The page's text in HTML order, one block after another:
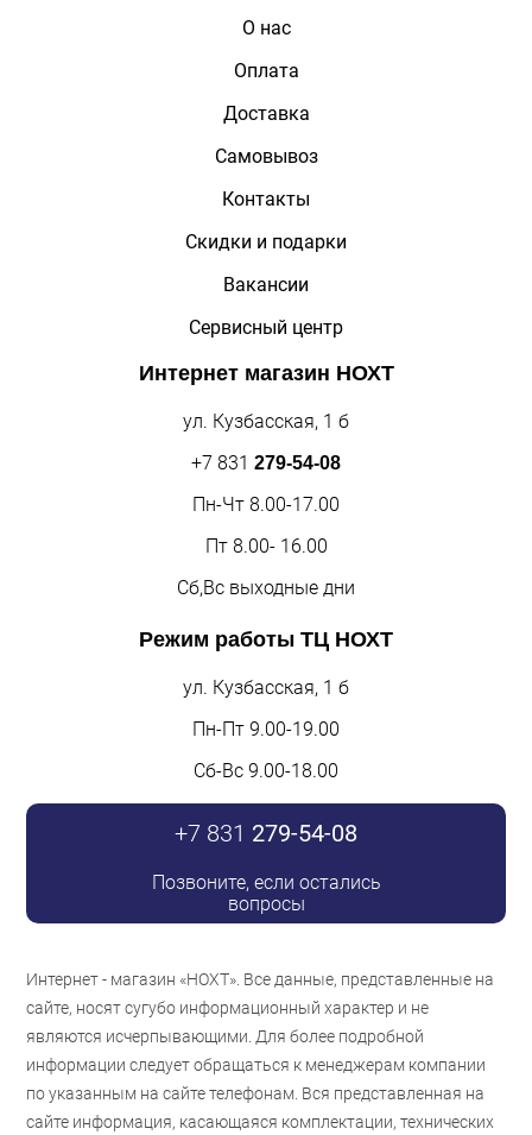
О нас
Оплата
Доставка
Самовывоз
Контакты
Скидки и подарки
Вакансии
Сервисный центр
Интернет магазин НОХТ
ул. Кузбасская, 1 б
+7 831 279-54-08
Пн-Чт 8.00-17.00
Пт 8.00- 16.00
Сб,Вс выходные дни
Режим работы ТЦ НОХТ
ул. Кузбасская, 1 б
Пн-Пт 9.00-19.00
Сб-Вс 9.00-18.00
+7 831 279-54-08
Позвоните, если остались
вопросы
Интернет - магазин «НОХТ». Все данные, представленные на
сайте, носят сугубо информационный характер и не
являются исчерпывающими. Для более подробной
информации следует обращаться к менеджерам компании
по указанным на сайте телефонам. Вся представленная на
сайте информация, касающаяся комплектации, технических